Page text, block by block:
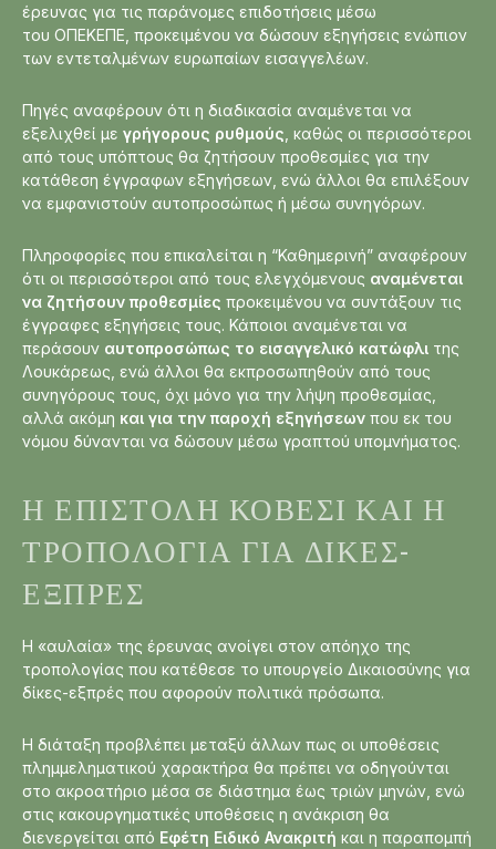
έρευνας για τις παράνομες επιδοτήσεις μέσω
του ΟΠΕΚΕΠΕ, προκειμένου να δώσουν εξηγήσεις ενώπιον
των εντεταλμένων ευρωπαίων εισαγγελέων.
Πηγές αναφέρουν ότι η διαδικασία αναμένεται να
εξελιχθεί με γρήγορους ρυθμούς , καθώς οι περισσότεροι
από τους υπόπτους θα ζητήσουν προθεσμίες για την
κατάθεση έγγραφων εξηγήσεων, ενώ άλλοι θα επιλέξουν
να εμφανιστούν αυτοπροσώπως ή μέσω συνηγόρων.
Πληροφορίες που επικαλείται η “Καθημερινή” αναφέρουν
ότι οι περισσότεροι από τους ελεγχόμενους αναμένεται
να ζητήσουν προθεσμίες προκειμένου να συντάξουν τις
έγγραφες εξηγήσεις τους. Κάποιοι αναμένεται να
περάσουν αυτοπροσώπως το εισαγγελικό κατώφλι της
Λουκάρεως, ενώ άλλοι θα εκπροσωπηθούν από τους
συνηγόρους τους, όχι μόνο για την λήψη προθεσμίας,
αλλά ακόμη και για την παροχή εξηγήσεων που εκ του
νόμου δύνανται να δώσουν μέσω γραπτού υπομνήματος.
Η ΕΠΙΣΤΟΛΉ ΚΟΒΈΣΙ ΚΑΙ Η
ΤΡΟΠΟΛΟΓΊΑ ΓΙΑ ΔΊΚΕΣ-
ΕΞΠΡΈΣ
Η «αυλαία» της έρευνας ανοίγει στον απόηχο της
τροπολογίας που κατέθεσε το υπουργείο Δικαιοσύνης για
δίκες-εξπρές που αφορούν πολιτικά πρόσωπα.
Η διάταξη προβλέπει μεταξύ άλλων πως οι υποθέσεις
πλημμεληματικού χαρακτήρα θα πρέπει να οδηγούνται
στο ακροατήριο μέσα σε διάστημα έως τριών μηνών, ενώ
στις κακουργηματικές υποθέσεις η ανάκριση θα
διενεργείται από Εφέτη Ειδικό Ανακριτή και η παραπομπή